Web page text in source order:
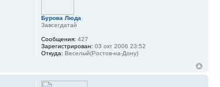
Бурова Люда
Завсегдатай
Сообщения: 427
Зарегистрирован: 03 окт 2006 23:52
Откуда: Веселый(Ростов-на-Дону)